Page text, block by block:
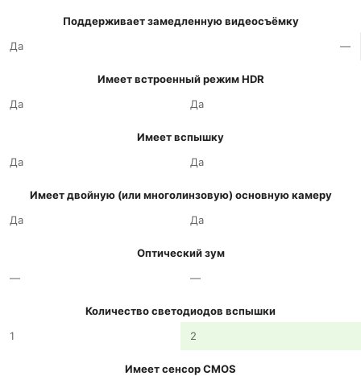
Поддерживает замедленную видеосъёмку
Да
—
Имеет встроенный режим HDR
Да
Да
Имеет вспышку
Да
Да
Имеет двойную (или многолинзовую) основную камеру
Да
Да
Оптический зум
—
—
Количество светодиодов вспышки
1
2
Имеет сенсор CMOS